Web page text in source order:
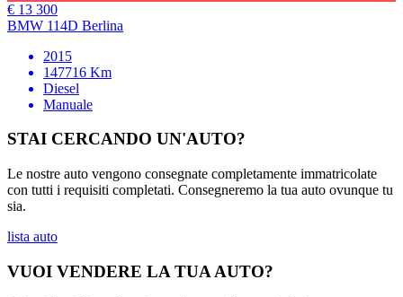
€ 13 300
BMW 114D Berlina
2015
147716 Km
Diesel
Manuale
STAI CERCANDO UN'AUTO?
Le nostre auto vengono consegnate completamente immatricolate
con tutti i requisiti completati. Consegneremo la tua auto ovunque tu
sia.
lista auto
VUOI VENDERE LA TUA AUTO?